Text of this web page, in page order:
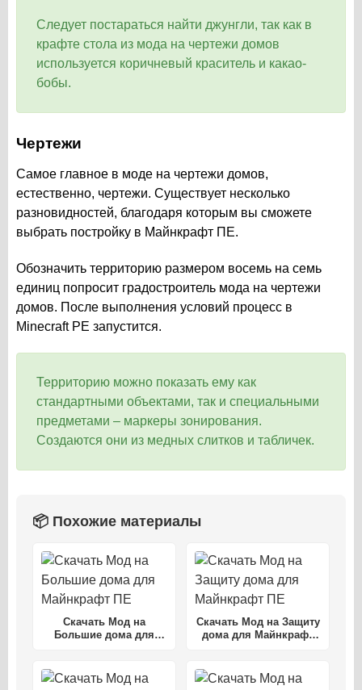
Следует постараться найти джунгли, так как в
крафте стола из мода на чертежи домов
используется коричневый краситель и какао-
бобы.
Чертежи
Самое главное в моде на чертежи домов,
естественно, чертежи. Существует несколько
разновидностей, благодаря которым вы сможете
выбрать постройку в Майнкрафт ПЕ.
Обозначить территорию размером восемь на семь
единиц попросит градостроитель мода на чертежи
домов. После выполнения условий процесс в
Minecraft PE запустится.
Территорию можно показать ему как
стандартными объектами, так и специальными
предметами – маркеры зонирования.
Создаются они из медных слитков и табличек.
📦 Похожие материалы
Скачать Мод на
Большие дома для
Скачать Мод на Защиту
дома для Майнкрафт